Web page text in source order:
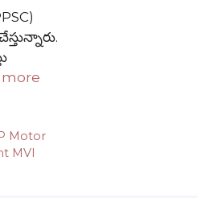
more
Motor
MVI